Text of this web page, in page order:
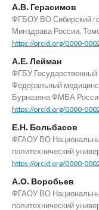
А.В. Герасимов
ФГБОУ ВО Сибирский
Минздрава России,
https://orcid.org/0000-
А.Е. Лейман
ФГБУ Государственный
Федеральный
Бурназяна ФМБА
https://orcid.org/0000-
Е.Н. Больбасов
ФГАОУ ВО
политехнический
https://orcid.org/0000-
А.О. Воробьев
ФГАОУ ВО
политехнический